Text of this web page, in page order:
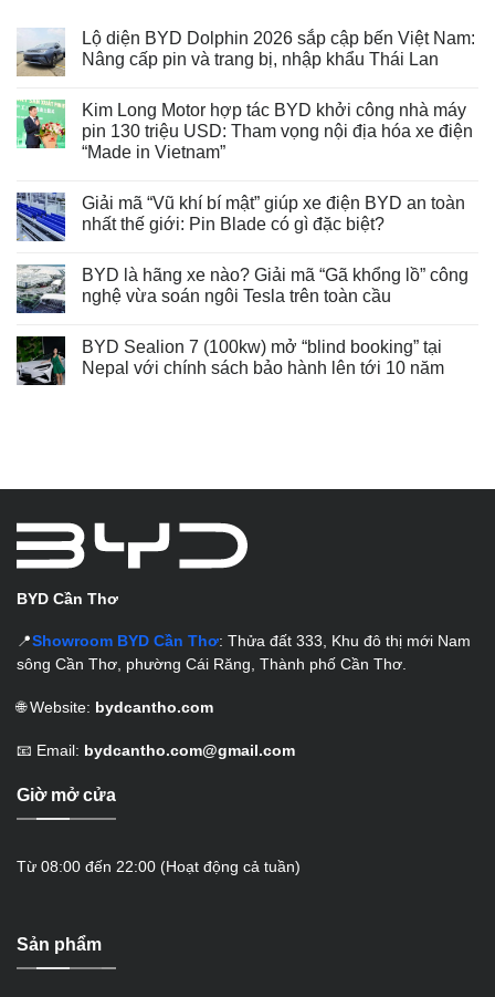
Lộ diện BYD Dolphin 2026 sắp cập bến Việt Nam:
Nâng cấp pin và trang bị, nhập khẩu Thái Lan
Kim Long Motor hợp tác BYD khởi công nhà máy
pin 130 triệu USD: Tham vọng nội địa hóa xe điện
“Made in Vietnam”
Giải mã “Vũ khí bí mật” giúp xe điện BYD an toàn
nhất thế giới: Pin Blade có gì đặc biệt?
BYD là hãng xe nào? Giải mã “Gã khổng lồ” công
nghệ vừa soán ngôi Tesla trên toàn cầu
BYD Sealion 7 (100kw) mở “blind booking” tại
Nepal với chính sách bảo hành lên tới 10 năm
BYD Cần Thơ
📍Showroom BYD Cần Thơ: Thửa đất 333, Khu đô thị mới Nam
sông Cần Thơ, phường Cái Răng, Thành phố Cần Thơ.
🌐 Website: bydcantho.com
📧 Email: bydcantho.com@gmail.com
Giờ mở cửa
Từ 08:00 đến 22:00 (Hoạt động cả tuần)
Sản phẩm